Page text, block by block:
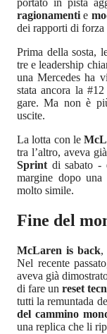
portato in pista
ragionamentie
dei rapporti di forza
Prima della sosta,
tre e leadership
una Mercedes ha
stata ancora la
gare. Ma non è
uscite.
La lotta con le
tra l’altro, aveva
Sprint di sabato -
margine dopo
molto simile.
Fine del
McLaren is back,
Nel recente
aveva già
di fare un reset
tutti la remuntada
del cammino
una replica che li